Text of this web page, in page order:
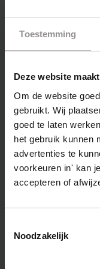
Toestemming
Deze website
Om de website
gebruikt. Wij
goed te laten
het gebruik kunnen
advertenties te
voorkeuren in' kan
accepteren of
Noodzakelijk
Koop alle
inhaalslag te
aanwezig op
tijdens het
bijLowlands,
beats van
Rabbit Hole en
hiphop beats
Festival.